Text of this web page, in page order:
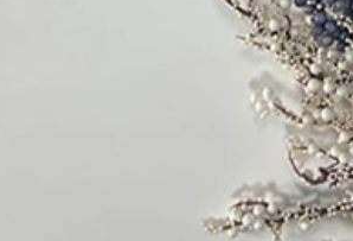
auf den Weihnachtsverkauf und die